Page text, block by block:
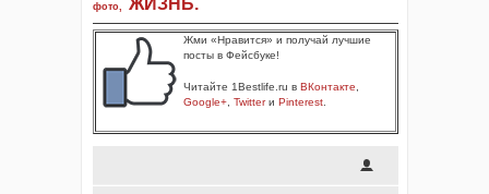
фото, ЖИЗНЬ.
Жми «Нравится» и получай лучшие
посты в Фейсбуке!
Читайте 1Bestlife.ru в ВКонтакте
Google+ Twitterи Pinterest